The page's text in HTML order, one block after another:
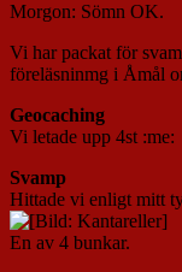
Morgon: Sömn OK.
Vi har packat för
föreläsninmg i Åmål
Geocaching
Vi letade upp 4st :me:
Svamp
Hittade vi enligt mitt
En av 4 bunkar.